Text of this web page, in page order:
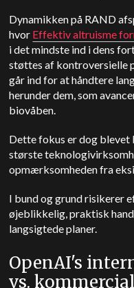
Dynamikken på RAND
hvor Effektiv altruisme
i det mindste ind i dens
støttes af kontroversielle
går ind for at håndtere
herunder dem, som
biovåben.
Dette fokus er dog
største
opmærksomheden fra
I bund og grund risikerer
øjeblikkelig, praktisk
langsigtede planer.
OpenAI's
vs.